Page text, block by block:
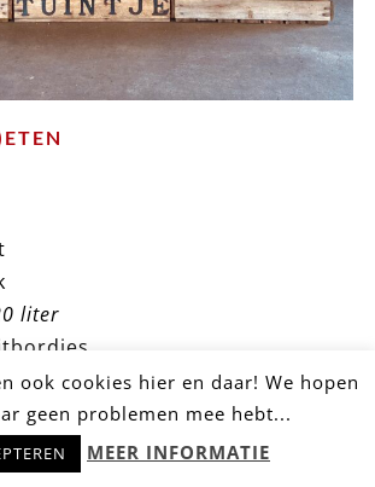
liter
Kaart
of Kruidenplantjes; kant-
de zorgkwekerij. Biologisch
ook cookies hier en daar! We hopen
geen problemen mee hebt...
MEER INFORMATIE
Stel snel je vraag!